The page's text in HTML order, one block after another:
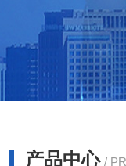
产品中心 /